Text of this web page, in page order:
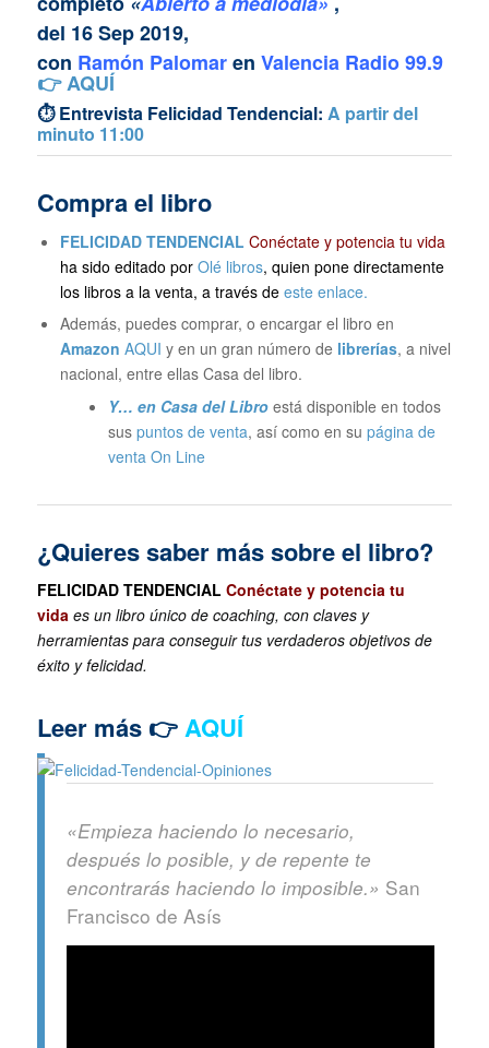
del 16 Sep 2019,
con Ramón Palomaren Valencia Radio 99.9
👉AQUÍ
⏱ Entrevista Felicidad Tendencial: A partir del
minuto 11:00
Compra el libro
FELICIDAD TENDENCIAL Conéctate y potencia tu vida
ha sido editado por Olé libros, quien pone directamente
los libros a la venta, a través de este enlace.
Además, puedes comprar, o encargar el libro en
Amazon AQUI y en un gran número de librerías, a nivel
nacional, entre ellas Casa del libro.
Y… en Casa del Libroestá disponible en todos
sus puntos de venta, así como en su página de
venta On Line
¿Quieres saber más sobre el libro?
FELICIDAD TENDENCIAL Conéctate y potencia tu
vida es un libro único de coaching, con claves y
herramientas para conseguir tus verdaderos objetivos de
éxito y felicidad.
Leer más 👉AQUÍ
«Empieza haciendo lo necesario,
después lo posible, y de repente te
encontrarás haciendo lo imposible.» San
Francisco de Asís